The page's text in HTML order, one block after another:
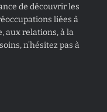
de découvrir les
liées à
aux relations, à la
n’hésitez pas à